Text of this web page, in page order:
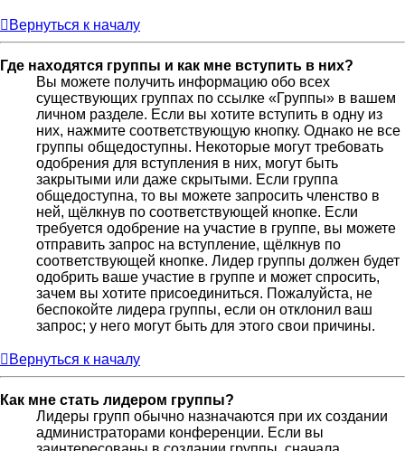
Вернуться к началу
Где находятся группы и как мне вступить в них?
Вы можете получить информацию обо всех
существующих группах по ссылке «Группы» в вашем
личном разделе. Если вы хотите вступить в одну из
них, нажмите соответствующую кнопку. Однако не все
группы общедоступны. Некоторые могут требовать
одобрения для вступления в них, могут быть
закрытыми или даже скрытыми. Если группа
общедоступна, то вы можете запросить членство в
ней, щёлкнув по соответствующей кнопке. Если
требуется одобрение на участие в группе, вы можете
отправить запрос на вступление, щёлкнув по
соответствующей кнопке. Лидер группы должен будет
одобрить ваше участие в группе и может спросить,
зачем вы хотите присоединиться. Пожалуйста, не
беспокойте лидера группы, если он отклонил ваш
запрос; у него могут быть для этого свои причины.
Вернуться к началу
Как мне стать лидером группы?
Лидеры групп обычно назначаются при их создании
администраторами конференции. Если вы